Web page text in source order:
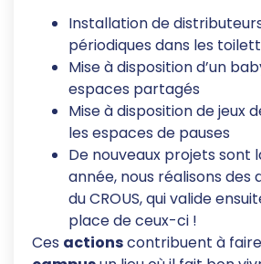
Installation de
périodiques dans les
Mise à disposition d’un
espaces partagés
Mise à disposition de jeux
les espaces de pauses
De nouveaux projets sont
année, nous réalisons des
du CROUS, qui valide
place de ceux-ci !
Ces actionscontribuent à